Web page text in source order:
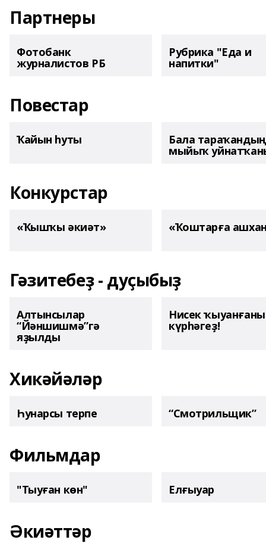
Партнеры
Фотобанк
журналистов РБ
Рубрика "Еда и
напитки"
Повестар
Ҡайын һуты Бала тараҡандың
мыйыҡ
Конкурстар
«Ҡышҡы әкиәт» «Ҡоштарға
Гәзитебеҙ - дуҫыбыҙ
Алтынсылар
“Йәншишмә”гә
яҙылды
Нисек
күрһәгеҙ!
Хикәйәләр
Һунарсы терпе “Смотрильщик”
Фильмдар
"Тыуған көн" Елғыуар
Әкиәттәр